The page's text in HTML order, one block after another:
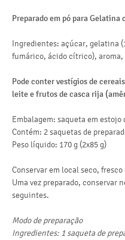
Preparado em pó para Gelatina
Ingredientes: açúcar, gelatina
fumárico, ácido cítrico), aroma,
Pode conter vestígios de
leite e frutos de casca rija
Embalagem: saqueta em estojo
Contém: 2 saquetas de
Peso líquido: 170 g (2x85 g)
Conservar em local seco, fresco
Uma vez preparado, conservar
seguintes.
Modo de preparação
Ingredientes: 1 saqueta de